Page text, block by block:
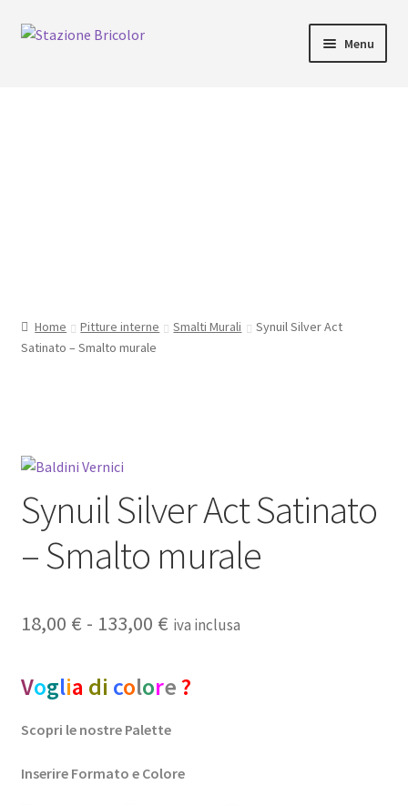
Vai
Vai
Menu
Pagamento
Termini e condizioni d’uso
Home Pitture interne Smalti Murali
Synuil Silver Act
Satinato – Smalto murale
Synuil Silver Act Satinato
– Smalto murale
18,00 € - 133,00 €Fascia
prezzo:
a
iva inclusa
Voglia di colore?
Scopri le nostre Palette
Inserire Formato e Colore